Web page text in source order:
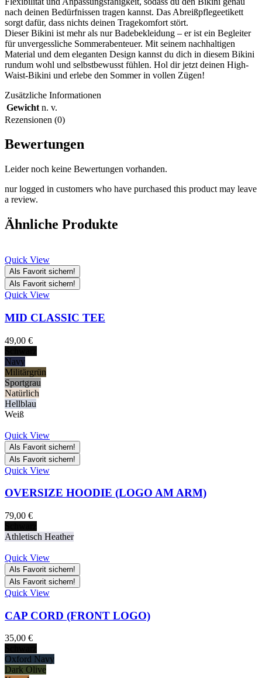
nach deinen Bedürfnissen tragen kannst. Das Abreißpflegeetikett
sorgt dafür, dass nichts deinen Tragekomfort stört.
Dieser Bikini ist mehr als nur Badebekleidung – er ist ein Begleiter
für unvergessliche Sommerabenteuer. Mit seinem nachhaltigen
Material und dem eleganten Design kannst du dich in diesem Bikini
rundum wohl und selbstbewusst fühlen. Hol dir jetzt deinen High-
Waist-Bikini und erlebe den Sommer in vollen Zügen!
Zusätzliche Informationen
Gewicht n. v.
Rezensionen (0)
Bewertungen
Leider noch keine Bewertungen vorhanden.
nur logged in customers who have purchased this product may leave
a review.
Ähnliche Produkte
Quick View
Als Favorit sichern!
Als Favorit sichern!
Quick View
MID CLASSIC TEE
49,00 €
Navy
Militärgrün
Sportgrau
Natürlich
Hellblau
Weiß
Quick View
Als Favorit sichern!
Als Favorit sichern!
Quick View
OVERSIZE HOODIE (LOGO AM ARM)
79,00 €
Athletisch Heather
Quick View
Als Favorit sichern!
Als Favorit sichern!
Quick View
CAP CORD (FRONT LOGO)
35,00 €
Oxford Navy
Dark Olive